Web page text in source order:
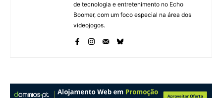
de tecnologia e entretenimento no Echo
Boomer, com um foco especial na área dos
videojogos.